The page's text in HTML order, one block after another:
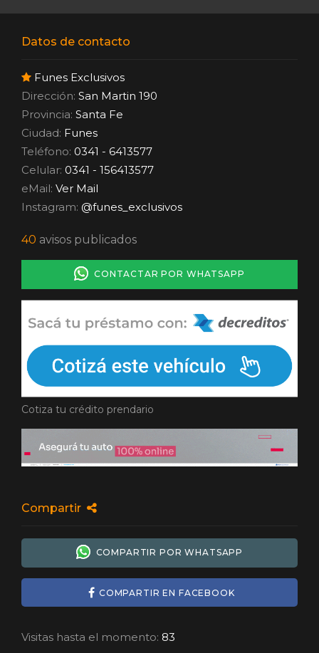
Datos de contacto
Funes Exclusivos
Dirección: San Martin 190
Provincia: Santa Fe
Ciudad: Funes
Teléfono: 0341 - 6413577
Celular: 0341 - 156413577
eMail: Ver Mail
Instagram: @funes_exclusivos
40 avisos publicados
CONTACTAR POR WHATSAPP
Cotiza tu crédito prendario
Compartir
COMPARTIR POR WHATSAPP
COMPARTIR EN FACEBOOK
Visitas hasta el momento: 83